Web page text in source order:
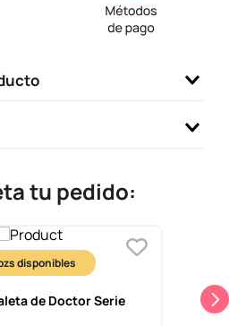
tu pedido:
de Doctor Serie